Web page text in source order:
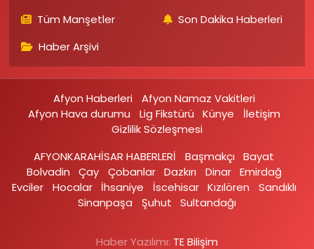
Tüm Manşetler
Son Dakika Haberleri
Haber Arşivi
Afyon Haberleri
Afyon Namaz Vakitleri
Afyon Hava durumu
Lig Fikstürü Künye
İletişim
Gizlilik Sözleşmesi
AFYONKARAHİSAR HABERLERİ
Başmakçı
Bayat
Bolvadin
Çay Çobanlar Dazkırı Dinar Emirdağ‎
Evciler‎
Hocalar İhsaniye‎ İscehisar Kızılören‎
Sandıklı‎
Sinanpaşa
Şuhut Sultandağı
Haber Yazılımı: TE Bilişim